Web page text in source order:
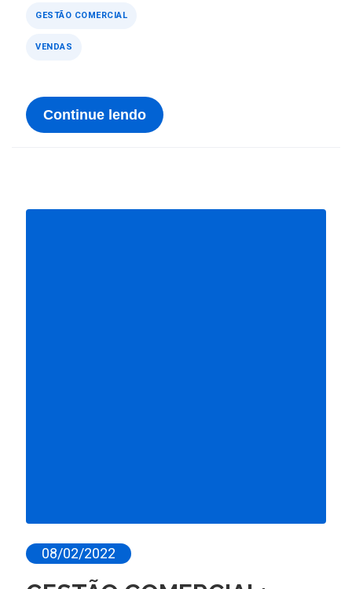
GESTÃO COMERCIAL
VENDAS
Continue lendo
08/02/2022